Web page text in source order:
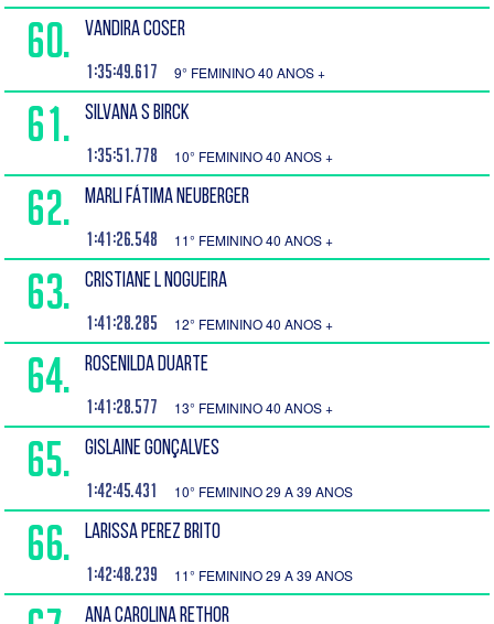
60. VANDIRA COSER
1:35:49.617 9° FEMININO 40 ANOS +
61. SILVANA S BIRCK
1:35:51.778 10° FEMININO 40 ANOS +
62. MARLI FÁTIMA NEUBERGER
1:41:26.548 11° FEMININO 40 ANOS +
63. CRISTIANE L NOGUEIRA
1:41:28.285 12° FEMININO 40 ANOS +
64. ROSENILDA DUARTE
1:41:28.577 13° FEMININO 40 ANOS +
65. GISLAINE GONÇALVES
1:42:45.431 10° FEMININO 29 A 39 ANOS
66. LARISSA PEREZ BRITO
1:42:48.239 11° FEMININO 29 A 39 ANOS
ANA CAROLINA RETHOR